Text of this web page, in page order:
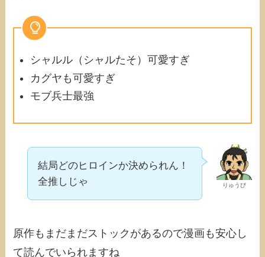
シャルル（シャルたそ）可愛すぎ
カグヤも可愛すぎ
モブ兵士最強
りゅうび
結局どのヒロインか決められん！
全推しじゃ
原作もまだまだストックがあるので漫画も安心し
て読んでいられますね